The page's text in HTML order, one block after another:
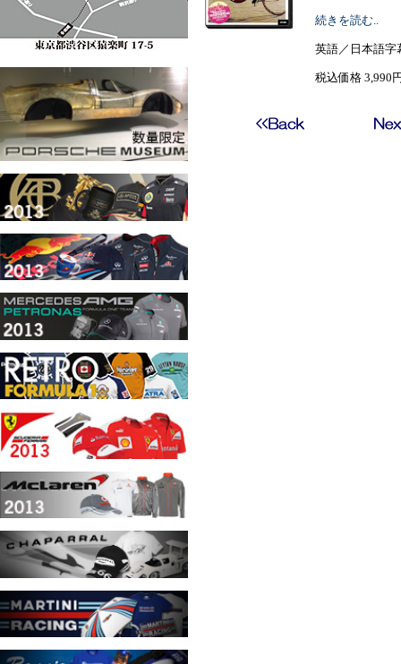
続きを読む..
英語／日本語字
税込価格 3,990